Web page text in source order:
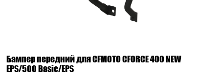
Бампер передний для CFMOTO CFORCE 400 NEW
EPS/500 Basic/EPS